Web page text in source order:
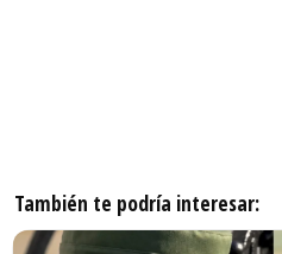
También te podría interesar: